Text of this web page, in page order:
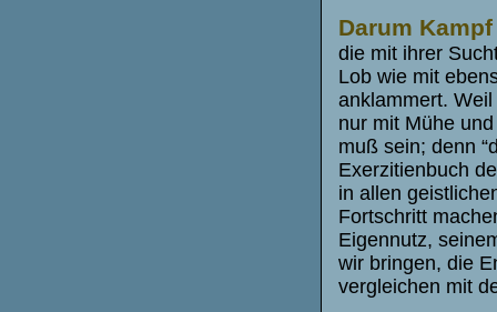
Darum
die mit ihrer
Lob wie mit
anklammert.
nur mit Mühe
muß sein; denn
Exerzitienbuch
in allen
Fortschritt
Eigennutz,
wir bringen, die
vergleichen mit